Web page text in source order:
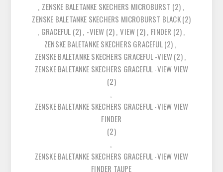
, ZENSKE BALETANKE SKECHERS MICROBURST (2) ,
ZENSKE BALETANKE SKECHERS MICROBURST BLACK(2)
, GRACEFUL (2), -VIEW (2), VIEW(2), FINDER (2),
ZENSKE BALETANKE SKECHERS GRACEFUL (2) ,
ZENSKE BALETANKE SKECHERS GRACEFUL -VIEW(2),
ZENSKE BALETANKE SKECHERS GRACEFUL -VIEW VIEW
(2)
,
ZENSKE BALETANKE SKECHERS GRACEFUL -VIEW VIEW
FINDER
(2)
,
ZENSKE BALETANKE SKECHERS GRACEFUL -VIEW VIEW
FINDER TAUPE